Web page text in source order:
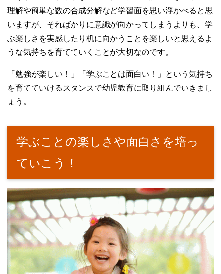
理解や簡単な数の合成分解など学習面を思い浮かべると思
いますが、そればかりに意識が向かってしまうよりも、学
ぶ楽しさを実感したり机に向かうことを楽しいと思えるよ
うな気持ちを育てていくことが大切なのです。
「勉強が楽しい！」「学ぶことは面白い！」という気持ち
を育てていけるスタンスで幼児教育に取り組んでいきまし
ょう。
学ぶことの楽しさや面白さを培っ
ていこう！